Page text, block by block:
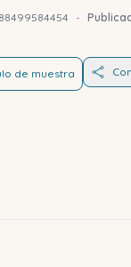
-
de muestra